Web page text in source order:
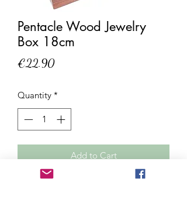
Pentacle Wood Jewelry
Box 18cm
€22.90Price
Quantity *
Add to Cart